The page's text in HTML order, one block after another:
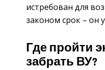
истребован для
законом срок – он
Где пройти
забрать ВУ?